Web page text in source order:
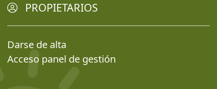
PROPIETARIOS
Darse de alta
Acceso panel de gestión